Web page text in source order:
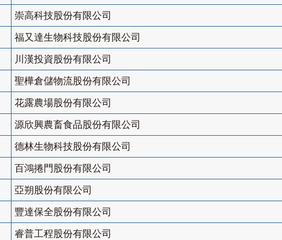
崇高科技股份有限公司
福又達生物科技股份有限公司
川漢投資股份有限公司
聖樺倉儲物流股份有限公司
花露農場股份有限公司
源欣興農畜食品股份有限公司
德林生物科技股份有限公司
百鴻捲門股份有限公司
亞朔股份有限公司
豐達保全股份有限公司
睿普工程股份有限公司